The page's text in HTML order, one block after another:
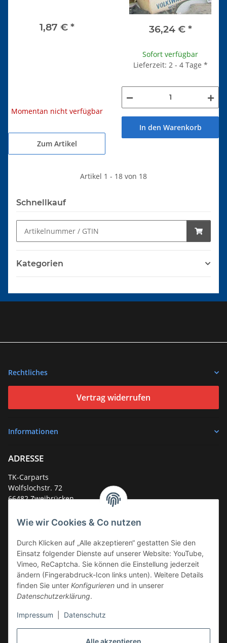
Alle akzeptieren
Wie wir Cookies & Co nutzen
Durch Klicken auf „Alle akzeptieren“ gestatten Sie den
Einsatz folgender Dienste auf unserer Website: YouTube,
Vimeo, ReCaptcha. Sie können die Einstellung jederzeit
ändern (Fingerabdruck-Icon links unten). Weitere Details
finden Sie unter Konfigurieren und in unserer
Datenschutzerklärung.
Impressum Datenschutz
1,87 € *
Momentan nicht verfügbar
Zum Artikel
36,24 € *
Sofort verfügbar
Lieferzeit: 2 - 4 Tage *
In den Warenkorb
Artikel 1 - 18 von 18
Schnellkauf
Kategorien
Rechtliches
Vertrag widerrufen
Informationen
ADRESSE
TK-Carparts
Wolfslochstr. 72
66482 Zweibrücken
Service-Hotline +49 (0)6332 - 48 58 48
E-Mail:mail@tk-carparts.de
Montag-Donnerstag von 13 bis 16 Uhr